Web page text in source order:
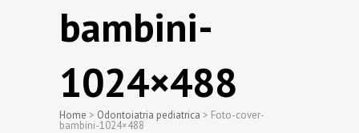
bambini-
1024×488
Home > Odontoiatria pediatrica > Foto-cover-
bambini-1024×488